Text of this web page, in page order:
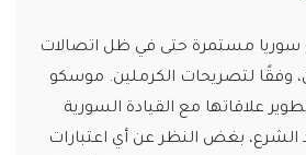
سوريا مستمرة حتى في ظل اتصالات
لتصريحات الكرملين. موسكو
علاقاتها مع القيادة السورية
الشرع، بغض النظر عن أي اعتبارات